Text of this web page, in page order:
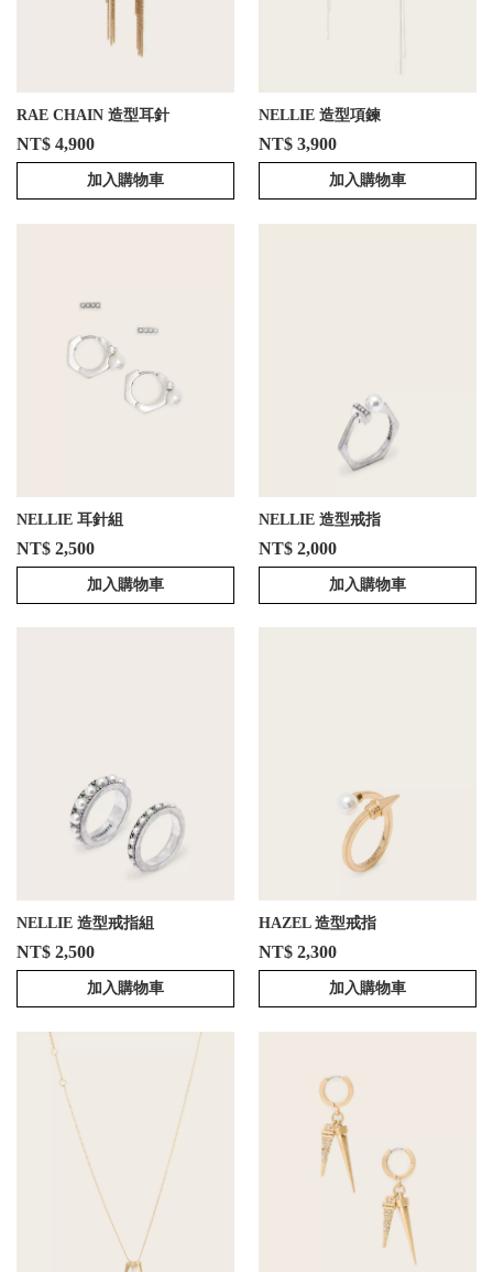
RAE CHAIN 造型耳針
NT$ 4,900
加入購物車
NELLIE 造型項鍊
NT$ 3,900
加入購物車
NELLIE 耳針組
NT$ 2,500
加入購物車
NELLIE 造型戒指
NT$ 2,000
加入購物車
NELLIE 造型戒指組
NT$ 2,500
加入購物車
HAZEL 造型戒指
NT$ 2,300
加入購物車